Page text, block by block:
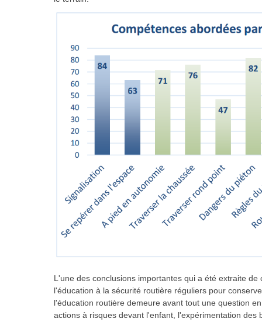
L'une des conclusions importantes qui a été extraite
l'éducation à la sécurité routière réguliers pour
l'éducation routière demeure avant tout une question
actions à risques devant l'enfant, l'expérimentation